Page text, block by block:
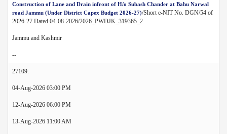
Construction of Lane and Drain infront of H/o Subash Chander at Bahu Narwal
road Jammu (Under District Capex Budget 2026-27)/Short e-NIT No. DGN/54 of
2026-27 Dated 04-08-2026/2026_PWDJK_319365_2
Jammu and Kashmir
--
27109.
04-Aug-2026 03:00 PM
12-Aug-2026 06:00 PM
13-Aug-2026 11:00 AM